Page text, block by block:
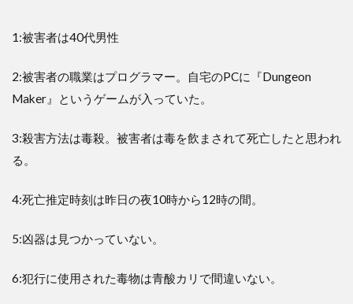
1:被害者は40代男性
2:被害者の職業はプログラマー。自宅のPCに『Dungeon
Maker』というゲームが入っていた。
3:殺害方法は毒殺。被害者は毒を飲まされて死亡したと思われ
る。
4:死亡推定時刻は昨日の夜10時から12時の間。
5:凶器は見つかっていない。
6:犯行に使用された毒物は青酸カリで間違いない。